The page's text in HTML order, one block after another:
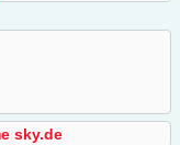
sky.de